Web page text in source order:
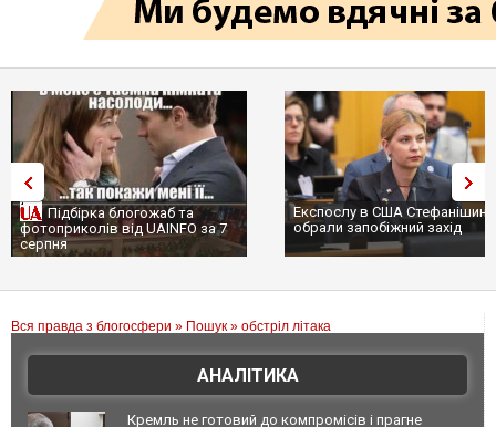
Підбірка блогожаб та
фотоприколів від UAINFO за 7
серпня
Експослу в США
обрали запобіжний захід
Вся правда з блогосфери » Пошук » обстріл літака
АНАЛІТИКА
Кремль не готовий до компромісів і прагне